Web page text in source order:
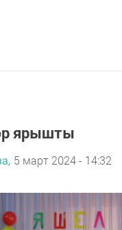
ярышты
5 март 2024 - 14:32